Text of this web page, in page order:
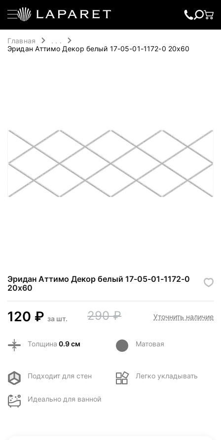
Главная
. . .
Эридан Аттимо Декор белый 17-05-01-1172-0 20х60
Эридан Аттимо Декор белый 17-05-01-1172-0
20х60
120 ₽ за шт. 290 ₽ Уточнить наличие
Толщина 0.9 см Матовая
Подходит для стен Легко укладывать
Идеально для ванной